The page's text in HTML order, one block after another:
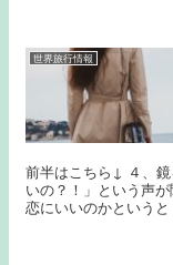
世界旅行情報
前半はこちら↓ ４、
いの？！」という声
恋にいいのかという